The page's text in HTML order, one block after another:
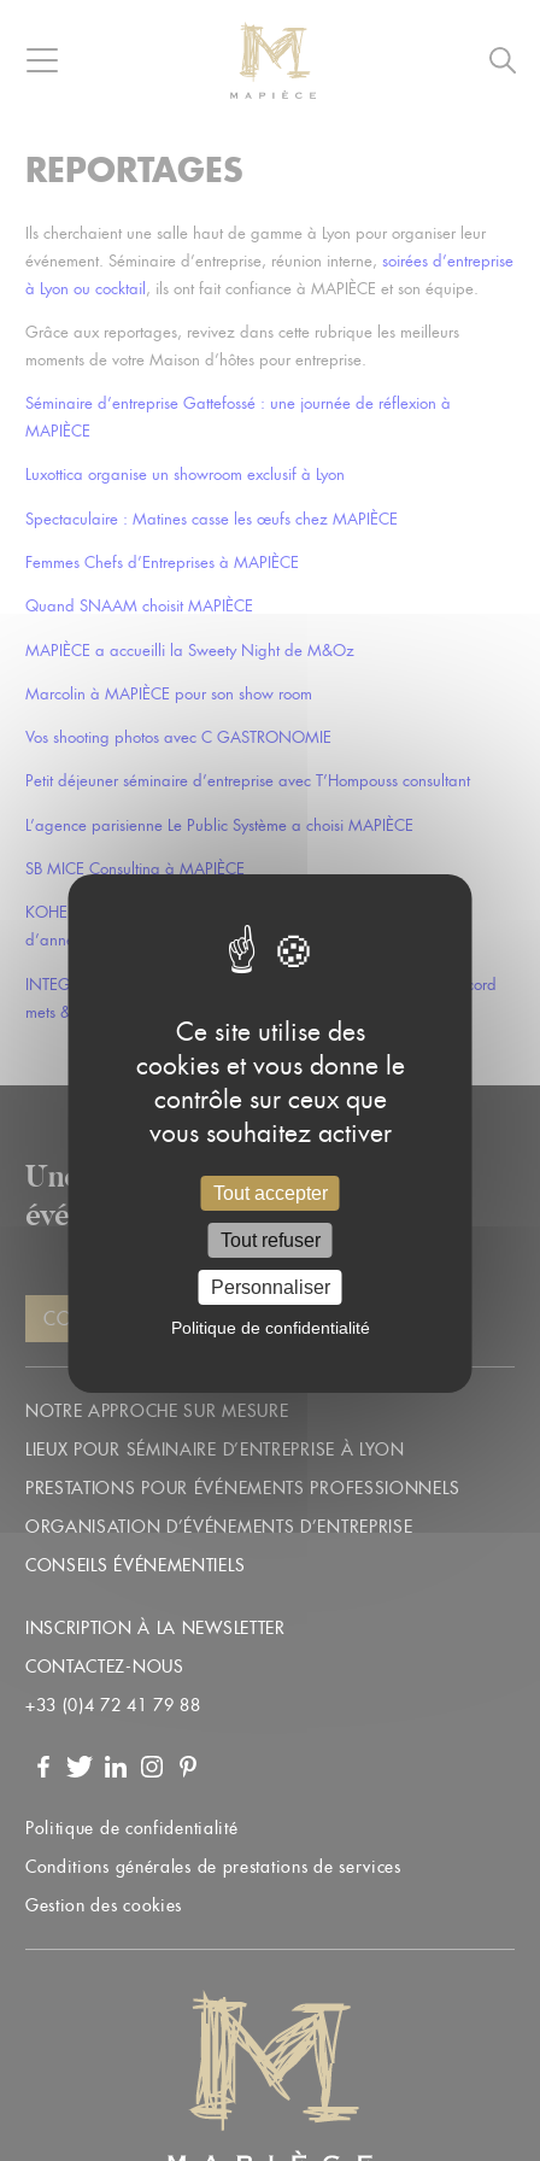
Ce site utilise des
cookies et vous donne le
contrôle sur ceux que
vous souhaitez activer
Tout accepter
Tout refuser
Personnaliser
Politique de confidentialité
Aller à la navigation
d’hôtes
entreprises
Navigation
REPORTAGES
Ils cherchaient une salle haut de gamme à Lyon pour organiser leur
événement. Séminaire d’entreprise, réunion interne, soirées d’entreprise
à Lyon ou cocktail , ils ont fait confiance à MAPIÈCE et son équipe.
Grâce aux reportages, revivez dans cette rubrique les meilleurs
moments de votre Maison d’hôtes pour entreprise.
Séminaire d’entreprise Gattefossé : une journée de réflexion à
MAPIÈCE
Luxottica organise un showroom exclusif à Lyon
Spectaculaire : Matines casse les œufs chez MAPIÈCE
Femmes Chefs d’Entreprises à MAPIÈCE
Quand SNAAM choisit MAPIÈCE
MAPIÈCE a accueilli la Sweety Night de M&Oz
Marcolin à MAPIÈCE pour son show room
Vos shooting photos avec C GASTRONOMIE
Petit déjeuner séminaire d’entreprise avec T’Hompouss consultant
L’agence parisienne Le Public Système a choisi MAPIÈCE
SB MICE Consulting à MAPIÈCE
KOHE MANAGEMENT a choisi MAPIÈCE pour sa soirée de fin
d’année
INTEGRA a choisi MAPIÈCE pour l’organisation d’un diner » accord
mets & vins «
Une solution pour chacun de vos
événements
CONTACTEZ-NOUS
NOTRE APPROCHE SUR MESURE
LIEUX POUR SÉMINAIRE D’ENTREPRISE À LYON
PRESTATIONS POUR ÉVÉNEMENTS PROFESSIONNELS
ORGANISATION D’ÉVÉNEMENTS D’ENTREPRISE
CONSEILS ÉVÉNEMENTIELS
INSCRIPTION À LA NEWSLETTER
CONTACTEZ-NOUS
+33 (0)4 72 41 79 88
Politique de confidentialité
Conditions générales de prestations de services
Gestion des cookies